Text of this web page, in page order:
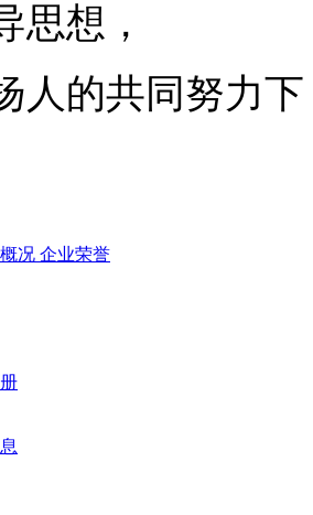
思想，
人的共同努力
况 企业荣誉